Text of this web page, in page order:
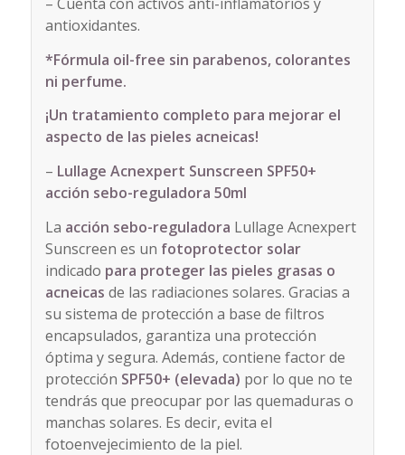
antioxidantes.
*Fórmula oil-free sin parabenos, colorantes
ni perfume.
¡Un tratamiento completo para mejorar el
aspecto de las pieles acneicas!
– Lullage Acnexpert Sunscreen SPF50+
acción sebo-reguladora 50ml
La acción sebo-reguladora Lullage Acnexpert
Sunscreen es un fotoprotector solar
indicado para proteger las pieles grasas o
acneicas de las radiaciones solares. Gracias a
su sistema de protección a base de filtros
encapsulados, garantiza una protección
óptima y segura. Además, contiene factor de
protección SPF50+ (elevada) por lo que no te
tendrás que preocupar por las quemaduras o
manchas solares. Es decir, evita el
fotoenvejecimiento de la piel.